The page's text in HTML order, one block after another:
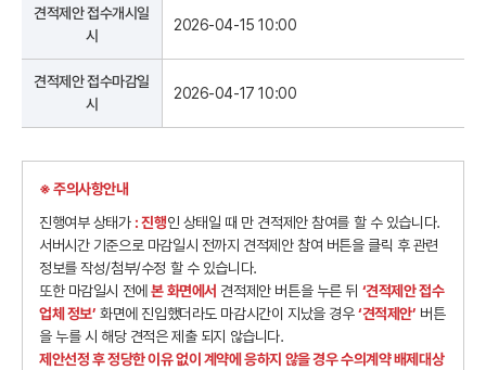
견적제안 접수개시일
시
2026-04-15 10:00
견적제안 접수마감일
시
2026-04-17 10:00
※ 주의사항안내
진행여부 상태가 : 진행인 상태일 때 만 견적제안 참여를 할 수 있습니다.
서버시간 기준으로 마감일시 전까지 견적제안 참여 버튼을 클릭 후 관련
정보를 작성/첨부/수정 할 수 있습니다.
또한 마감일시 전에본 화면에서 견적제안 버튼을 누른 뒤 ‘견적제안 접수
업체 정보’ 화면에 진입했더라도 마감시간이 지났을 경우‘견적제안’ 버튼
을 누를 시 해당 견적은 제출 되지 않습니다.
제안선정 후 정당한 이유 없이 계약에 응하지 않을 경우 수의계약 배제대상